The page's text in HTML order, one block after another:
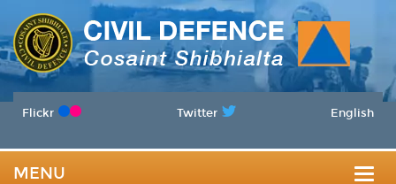
Flickr Twitter English
MENU